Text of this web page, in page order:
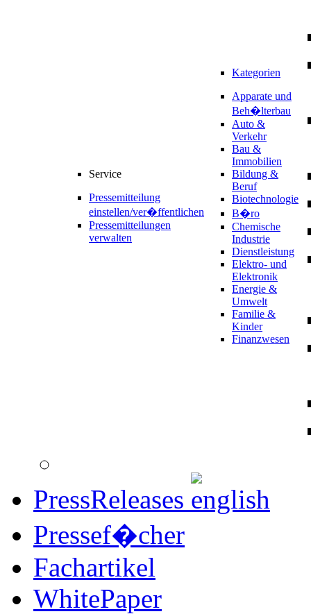
Service
Pressemitteilung
einstellen/ver�ffentlichen
Pressemitteilungen
verwalten
Kategorien
Apparate und
Beh�lterbau
Auto &
Verkehr
Bau &
Immobilien
Bildung &
Beruf
Biotechnologie
B�ro
Chemische
Industrie
Dienstleistung
Elektro- und
Elektronik
Energie &
Umwelt
Familie &
Kinder
Finanzwesen
PressReleases
Pressef�cher
Fachartikel
WhitePaper